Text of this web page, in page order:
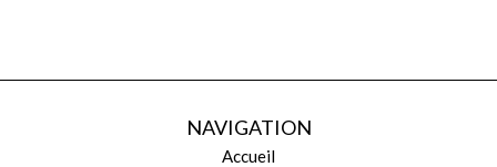
NAVIGATION
Accueil